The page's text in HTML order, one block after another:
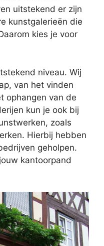
uitstekend er zijn
kunstgalerieën die
kies je voor
niveau. Wij
van het vinden
ophangen van de
kun je ook bij
zoals
Hierbij hebben
geholpen.
kantoorpand